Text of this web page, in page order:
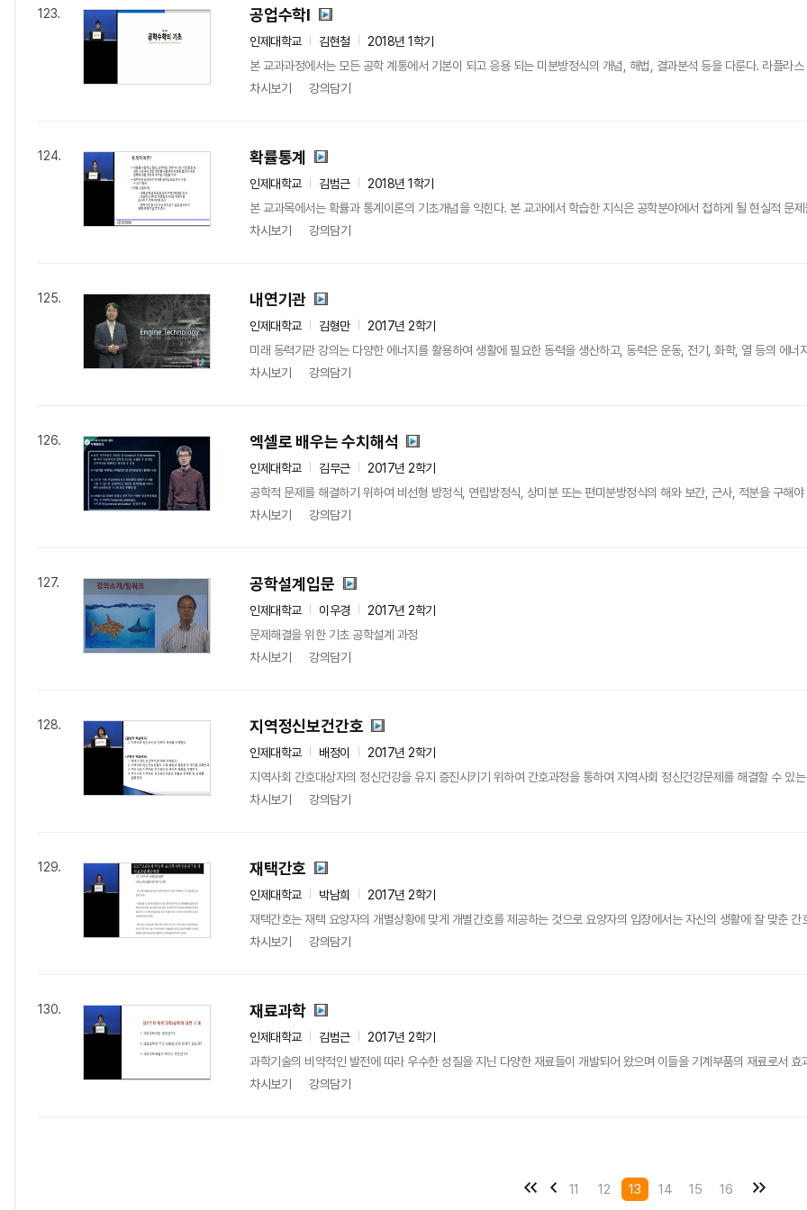
123. 공업수학I
인제대학교 김현철
2018년 1학기
본 교과과정에서는 모든 공학 계통에서 기본이 되고 응용 되는 미분방정식의 개념, 해법, 결과분석 등을 다룬다. 라플라
차시보기
강의담기
124. 확률통계
인제대학교 김범근
2018년 1학기
본 교과목에서는 확률과 통계이론의 기초개념을 익힌다. 본 교과에서 학습한 지식은 공학분야에서 접하게 될 현실적 문
차시보기
강의담기
125. 내연기관
인제대학교 김형만
2017년 2학기
미래 동력기관 강의는 다양한 에너지를 활용하여 생활에 필요한 동력을 생산하고, 동력은 운동, 전기, 화학, 열 등의 에
차시보기
강의담기
126. 엑셀로 배우는 수치해석
인제대학교 김무근
2017년 2학기
공학적 문제를 해결하기 위하여 비선형 방정식, 연립방정식, 상미분 또는 편미분방정식의 해와 보간, 근사, 적분을 구해
차시보기
강의담기
127. 공학설계입문
인제대학교 이우경
2017년 2학기
문제해결을 위한 기초 공학설계 과정
차시보기
강의담기
128. 지역정신보건간호
인제대학교 배정이
2017년 2학기
지역사회 간호대상자의 정신건강을 유지 증진시키기 위하여 간호과정을 통하여 지역사회 정신건강문제를 해결할 수 있
차시보기
강의담기
129. 재택간호
인제대학교 박남희
2017년 2학기
재택간호는 재택 요양자의 개별상황에 맞게 개별간호를 제공하는 것으로 요양자의 입장에서는 자신의 생활에 잘 맞춘
차시보기
강의담기
130. 재료과학
인제대학교 김범근
2017년 2학기
과학기술의 비약적인 발전에 따라 우수한 성질을 지닌 다양한 재료들이 개발되어 왔으며 이들을 기계부품의 재료로서
차시보기
강의담기
11 12 13 14 15 16